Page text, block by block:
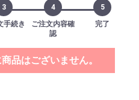
3
手続き
4
ご注文内容確
認
5
完了
品はございません。